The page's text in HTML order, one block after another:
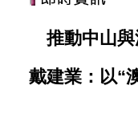
推動中山
戴建業：以“